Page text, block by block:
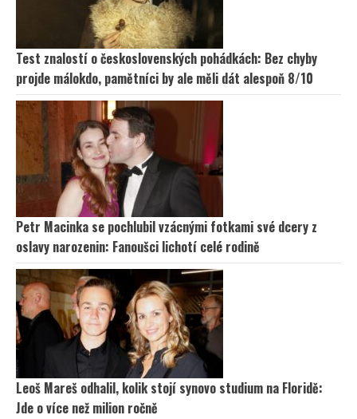
Test znalostí o československých pohádkách: Bez chyby
projde málokdo, pamětníci by ale měli dát alespoň 8/10
Petr Macinka se pochlubil vzácnými fotkami své dcery z
oslavy narozenin: Fanoušci lichotí celé rodině
Leoš Mareš odhalil, kolik stojí synovo studium na Floridě:
Jde o více než milion ročně